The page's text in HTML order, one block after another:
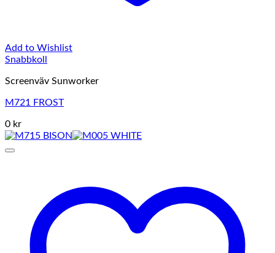
Add to Wishlist
Snabbkoll
Screenväv Sunworker
M721 FROST
0 kr